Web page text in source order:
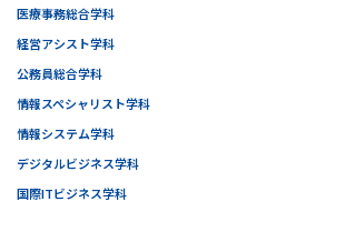
医療事務総合学科
経営アシスト学科
公務員総合学科
情報スペシャリスト学科
情報システム学科
デジタルビジネス学科
国際ITビジネス学科